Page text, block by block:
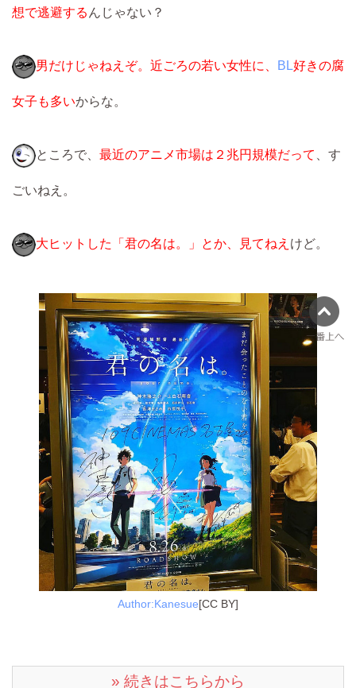
想で逃避する んじゃない？
男だけじゃねえぞ。近ごろの若い女性に、 BL好きの腐
女子も多いからな。
ところで、 最近のアニメ市場は２兆円規模だって 、す
ごいねえ。
大ヒットした「君の名は。」とか、見てねえ けど。
Author:Kanesue[CC BY]
» 続きはこちらから